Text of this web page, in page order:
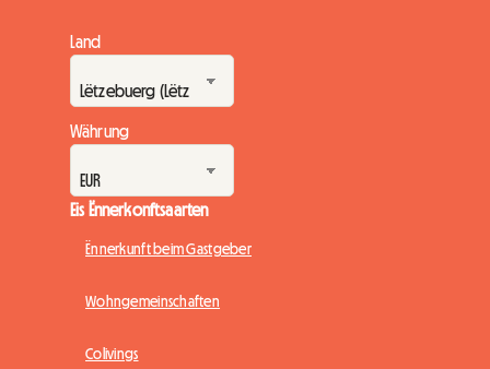
Land
Währung
Eis Ënnerkonftsaarten
Ënnerkunft beim Gastgeber
Wohngemeinschaften
Colivings